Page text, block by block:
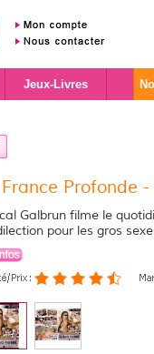
Jeux-Livres
Profonde
Galbrun filme le
pour les gros